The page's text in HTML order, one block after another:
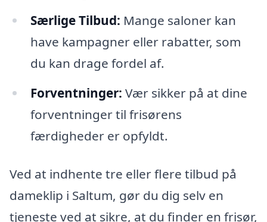
Særlige Tilbud: Mange saloner kan
have kampagner eller rabatter, som
du kan drage fordel af.
Forventninger: Vær sikker på at dine
forventninger til frisørens
færdigheder er opfyldt.
Ved at indhente tre eller flere tilbud på
dameklip i Saltum, gør du dig selv en
tjeneste ved at sikre, at du finder en frisør,